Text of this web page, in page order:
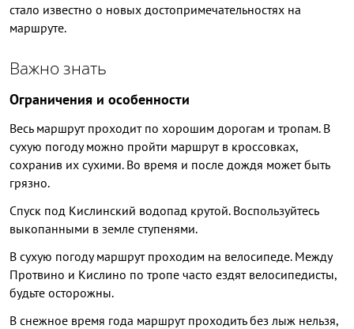
стало известно о новых достопримечательностях на
маршруте.
Важно знать
Ограничения и особенности
Весь маршрут проходит по хорошим дорогам и тропам. В
сухую погоду можно пройти маршрут в кроссовках,
сохранив их сухими. Во время и после дождя может быть
грязно.
Спуск под Кислинский водопад крутой. Воспользуйтесь
выкопанными в земле ступенями.
В сухую погоду маршрут проходим на велосипеде. Между
Протвино и Кислино по тропе часто ездят велосипедисты,
будьте осторожны.
В снежное время года маршрут проходить без лыж нельзя,